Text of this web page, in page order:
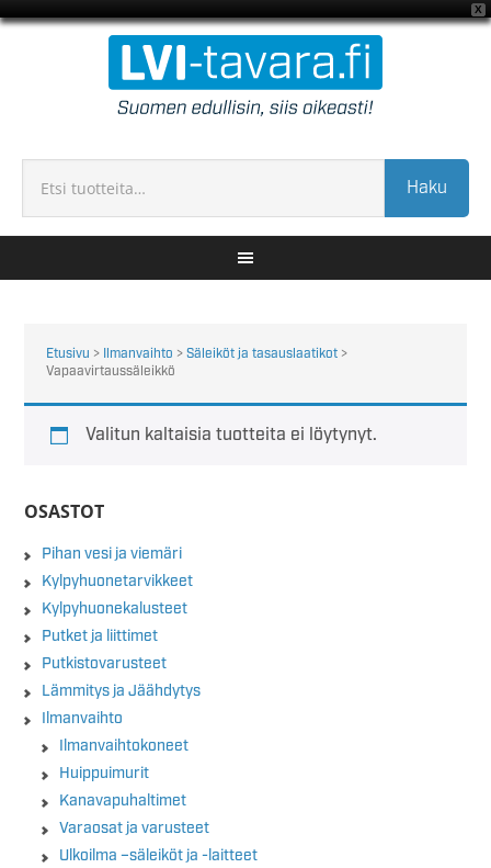
X
Haku
Etusivu > Ilmanvaihto >Säleiköt ja tasauslaatikot >
Vapaavirtaussäleikkö
Valitun kaltaisia tuotteita ei löytynyt.
OSASTOT
Pihan vesi ja viemäri
Kylpyhuonetarvikkeet
Kylpyhuonekalusteet
Putket ja liittimet
Putkistovarusteet
Lämmitys ja Jäähdytys
Ilmanvaihto
Ilmanvaihtokoneet
Huippuimurit
Kanavapuhaltimet
Varaosat ja varusteet
Ulkoilma –säleiköt ja -laitteet